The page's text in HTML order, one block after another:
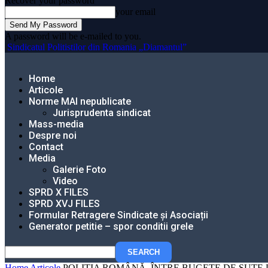
your email
A password will be e-mailed to you.
Sindicatul Politistilor din Romania „Diamantul”
Home
Articole
Norme MAI nepublicate
Jurisprudenta sindicat
Mass-media
Despre noi
Contact
Media
Galerie Foto
Video
SPRD X FILES
SPRD XVJ FILES
Formular Retragere Sindicate și Asociații
Generator petitie – spor conditii grele